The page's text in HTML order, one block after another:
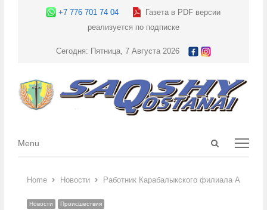
+7 776 701 74 04
Газета в PDF версии
реализуется по подписке
Сегодня: Пятница, 7 Августа 2026
Open
Menu
Menu
Home Новости Работник Карабалыкского филиала АО
Новости Происшествия